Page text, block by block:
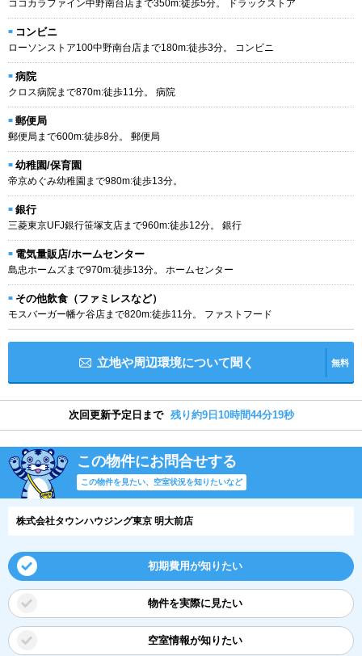
ココカラファイン中野南台店まで350m:徒歩5分。 ドラックストア
コンビニ
ローソンストア100中野南台店まで180m:徒歩3分。 コンビニ
病院
クロス病院まで870m:徒歩11分。 病院
郵便局
郵便局まで600m:徒歩8分。 郵便局
幼稚園/保育園
帝京めぐみ幼稚園まで980m:徒歩13分。
銀行
三菱東京UFJ銀行笹塚支店まで960m:徒歩12分。 銀行
電気量販店/ホームセンター
島忠ホームズまで970m:徒歩13分。 ホームセンター
その他飲食（ファミレスなど）
モスバーガー幡ケ谷店まで820m:徒歩11分。 ファストフード
立地や周辺環境について聞く 無料
次回更新予定日まで 残り約9日10時間44分18秒
この物件にお問合せする
この物件を見たい、空室状況を知りたいなど
株式会社タウンハウジング東京 明大前店
初期費用が知りたい
物件を実際に見たい
空室情報が知りたい